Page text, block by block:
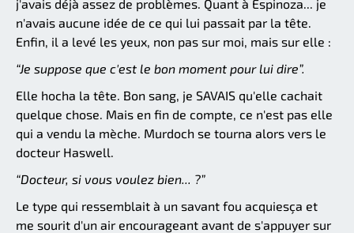
j'avais déjà assez de problèmes. Quant à Espinoza... je
n'avais aucune idée de ce qui lui passait par la tête.
Enfin, il a levé les yeux, non pas sur moi, mais sur elle :
“Je suppose que c'est le bon moment pour lui dire”.
Elle hocha la tête. Bon sang, je SAVAIS qu'elle cachait
quelque chose. Mais en fin de compte, ce n'est pas elle
qui a vendu la mèche. Murdoch se tourna alors vers le
docteur Haswell.
“Docteur, si vous voulez bien... ?”
Le type qui ressemblait à un savant fou acquiesça et
me sourit d'un air encourageant avant de s'appuyer sur